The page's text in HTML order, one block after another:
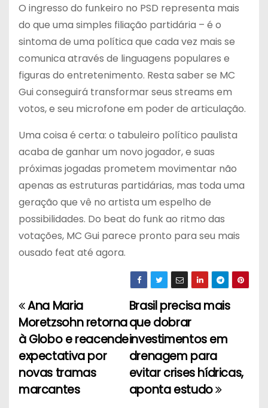
O ingresso do funkeiro no PSD representa mais
do que uma simples filiação partidária – é o
sintoma de uma política que cada vez mais se
comunica através de linguagens populares e
figuras do entretenimento. Resta saber se MC
Gui conseguirá transformar seus streams em
votos, e seu microfone em poder de articulação.
Uma coisa é certa: o tabuleiro político paulista
acaba de ganhar um novo jogador, e suas
próximas jogadas prometem movimentar não
apenas as estruturas partidárias, mas toda uma
geração que vê no artista um espelho de
possibilidades. Do beat do funk ao ritmo das
votações, MC Gui parece pronto para seu mais
ousado feat até agora.
N
a
v
e
Brasil precisa mais
que dobrar
investimentos em
drenagem para
evitar crises hídricas,
aponta estudo
Ana Maria
Moretzsohn retorna
à Globo e reacende
expectativa por
novas tramas
marcantes